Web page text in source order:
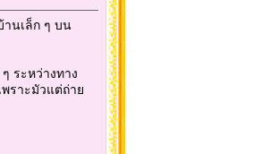
นเล็ก ๆ บน
ระหว่างทาง
ราะมัวแต่ถ่าย